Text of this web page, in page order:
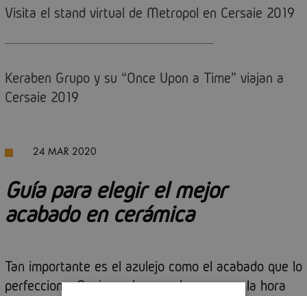
Visita el stand virtual de Metropol en Cersaie 2019
Keraben Grupo y su “Once Upon a Time” viajan a
Cersaie 2019
24 MAR 2020
Guía para elegir el mejor
acabado en cerámica
Tan importante es el azulejo como el acabado que lo
perfecciona. Opciones hay muchas, pero a la hora